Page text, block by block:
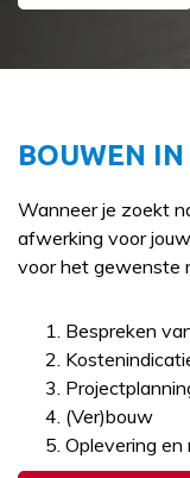
BOUWEN
Wanneer je zoekt
afwerking voor
voor het gewenste
Bespreken
(Ver)bouw
Oplevering en